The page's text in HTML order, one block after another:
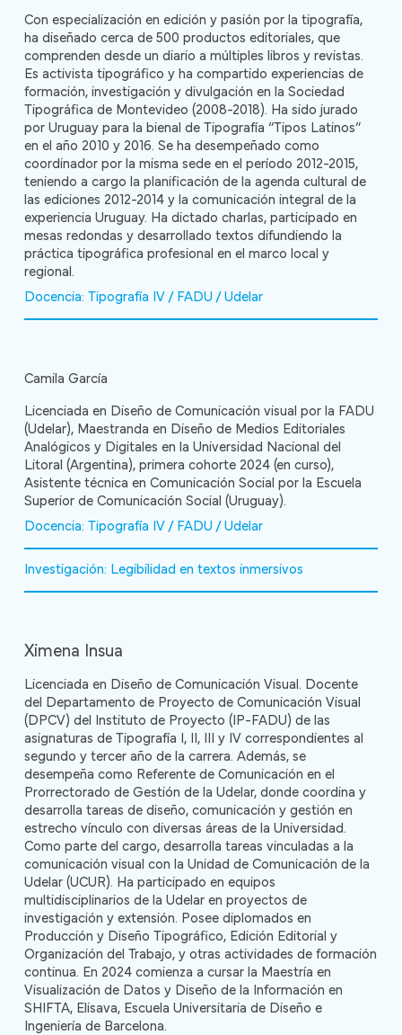
Con especialización en edición y pasión por la tipografía,
ha diseñado cerca de 500 productos editoriales, que
comprenden desde un diario a múltiples libros y revistas.
Es activista tipográfico y ha compartido experiencias de
formación, investigación y divulgación en la Sociedad
Tipográfica de Montevideo (2008-2018). Ha sido jurado
por Uruguay para la bienal de Tipografía “Tipos Latinos”
en el año 2010 y 2016. Se ha desempeñado como
coordinador por la misma sede en el período 2012-2015,
teniendo a cargo la planificación de la agenda cultural de
las ediciones 2012-2014 y la comunicación integral de la
experiencia Uruguay. Ha dictado charlas, participado en
mesas redondas y desarrollado textos difundiendo la
práctica tipográfica profesional en el marco local y
regional.
Docencia: Tipografía IV / FADU / Udelar
Camila García
Licenciada en Diseño de Comunicación visual por la FADU
(Udelar), Maestranda en Diseño de Medios Editoriales
Analógicos y Digitales en la Universidad Nacional del
Litoral (Argentina), primera cohorte 2024 (en curso),
Asistente técnica en Comunicación Social por la Escuela
Superior de Comunicación Social (Uruguay).
Docencia: Tipografía IV / FADU / Udelar
Investigación: Legibilidad en textos inmersivos
Ximena Insua
Licenciada en Diseño de Comunicación Visual. Docente
del Departamento de Proyecto de Comunicación Visual
(DPCV) del Instituto de Proyecto (IP-FADU) de las
asignaturas de Tipografía I, II, III y IV correspondientes al
segundo y tercer año de la carrera. Además, se
desempeña como Referente de Comunicación en el
Prorrectorado de Gestión de la Udelar, donde coordina y
desarrolla tareas de diseño, comunicación y gestión en
estrecho vínculo con diversas áreas de la Universidad.
Como parte del cargo, desarrolla tareas vinculadas a la
comunicación visual con la Unidad de Comunicación de la
Udelar (UCUR). Ha participado en equipos
multidisciplinarios de la Udelar en proyectos de
investigación y extensión. Posee diplomados en
Producción y Diseño Tipográfico, Edición Editorial y
Organización del Trabajo, y otras actividades de formación
continua. En 2024 comienza a cursar la Maestría en
Visualización de Datos y Diseño de la Información en
SHIFTA, Elisava, Escuela Universitaria de Diseño e
Ingeniería de Barcelona.